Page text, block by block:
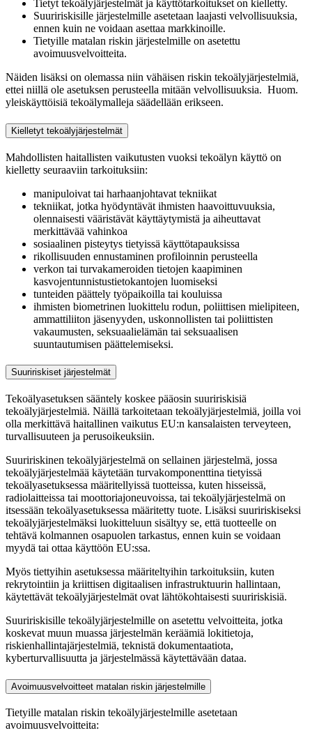
Tietyt tekoälyjärjestelmät ja käyttötarkoitukset on kielletty.
Suuririskisille järjestelmille asetetaan laajasti velvollisuuksia,
ennen kuin ne voidaan asettaa markkinoille.
Tietyille matalan riskin järjestelmille on asetettu
avoimuusvelvoitteita.
Näiden lisäksi on olemassa niin vähäisen riskin tekoälyjärjestelmiä,
ettei niillä ole asetuksen perusteella mitään velvollisuuksia. Huom.
yleiskäyttöisiä tekoälymalleja säädellään erikseen.
Kielletyt tekoälyjärjestelmät
Mahdollisten haitallisten vaikutusten vuoksi tekoälyn käyttö on
kielletty seuraaviin tarkoituksiin:
manipuloivat tai harhaanjohtavat tekniikat
tekniikat, jotka hyödyntävät ihmisten haavoittuvuuksia,
olennaisesti vääristävät käyttäytymistä ja aiheuttavat
merkittävää vahinkoa
sosiaalinen pisteytys tietyissä käyttötapauksissa
rikollisuuden ennustaminen profiloinnin perusteella
verkon tai turvakameroiden tietojen kaapiminen
kasvojentunnistustietokantojen luomiseksi
tunteiden päättely työpaikoilla tai kouluissa
ihmisten biometrinen luokittelu rodun, poliittisen mielipiteen,
ammattiliiton jäsenyyden, uskonnollisten tai poliittisten
vakaumusten, seksuaalielämän tai seksuaalisen
suuntautumisen päättelemiseksi.
Suuririskiset järjestelmät
Tekoälyasetuksen sääntely koskee pääosin suuririskisiä
tekoälyjärjestelmiä. Näillä tarkoitetaan tekoälyjärjestelmiä, joilla voi
olla merkittävä haitallinen vaikutus EU:n kansalaisten terveyteen,
turvallisuuteen ja perusoikeuksiin.
Suuririskinen tekoälyjärjestelmä on sellainen järjestelmä, jossa
tekoälyjärjestelmää käytetään turvakomponenttina tietyissä
tekoälyasetuksessa määritellyissä tuotteissa, kuten hisseissä,
radiolaitteissa tai moottoriajoneuvoissa, tai tekoälyjärjestelmä on
itsessään tekoälyasetuksessa määritetty tuote. Lisäksi suuririskiseksi
tekoälyjärjestelmäksi luokitteluun sisältyy se, että tuotteelle on
tehtävä kolmannen osapuolen tarkastus, ennen kuin se voidaan
myydä tai ottaa käyttöön EU:ssa.
Myös tiettyihin asetuksessa määriteltyihin tarkoituksiin, kuten
rekrytointiin ja kriittisen digitaalisen infrastruktuurin hallintaan,
käytettävät tekoälyjärjestelmät ovat lähtökohtaisesti suuririskisiä.
Suuririskisille tekoälyjärjestelmille on asetettu velvoitteita, jotka
koskevat muun muassa järjestelmän keräämiä lokitietoja,
riskienhallintajärjestelmiä, teknistä dokumentaatiota,
kyberturvallisuutta ja järjestelmässä käytettävään dataa.
Avoimuusvelvoitteet matalan riskin järjestelmille
Tietyille matalan riskin tekoälyjärjestelmille asetetaan
avoimuusvelvoitteita: